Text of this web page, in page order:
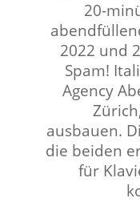
20-
2022 und
Spam!
Agency
ausbauen.
die beiden
für